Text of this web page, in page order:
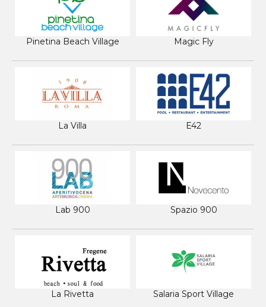
Pinetina Beach Village Magic Fly
La Villa E42
Lab 900 Spazio 900
La Rivetta Salaria Sport Village